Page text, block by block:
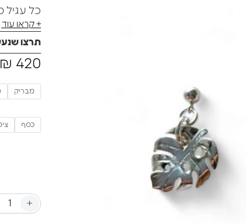
כל עגיל
מה שיוצר
עגילים
לכל
הם גם
משקל: 3.41 גרם שניהם יחד.
זמן אספקת
+ קראו עוד
תרצו
420
מבריק
כסף
+